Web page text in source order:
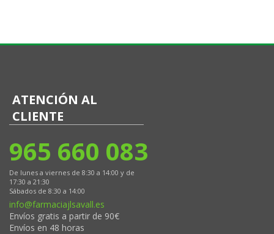
ATENCIÓN AL
CLIENTE
965 660 083
De lunes a viernes de 8:30 a 14:00 y de
17:30 a 21:30
Sábados de 8:30 a 14:00
info@farmaciajlsavall.es
Envíos gratis a partir de 90€
Envíos en 48 horas